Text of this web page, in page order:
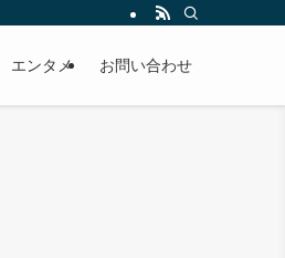
エンタメ お問い合わせ